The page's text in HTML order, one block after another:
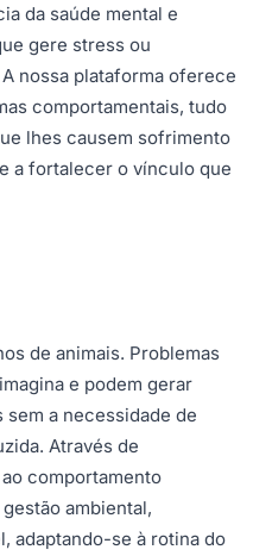
da saúde mental e
gere stress ou
nossa plataforma oferece
comportamentais, tudo
lhes causem sofrimento
a fortalecer o vínculo que
de animais. Problemas
e podem gerar
a necessidade de
Através de
comportamento
ambiental,
adaptando-se à rotina do